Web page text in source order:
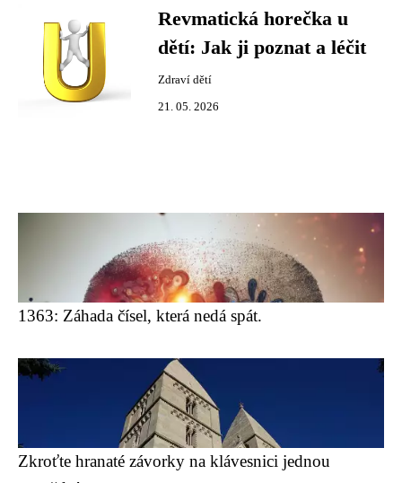
Revmatická horečka u
dětí: Jak ji poznat a léčit
Zdraví dětí
21. 05. 2026
1363: Záhada čísel, která nedá spát.
Zkroťte hranaté závorky na klávesnici jednou